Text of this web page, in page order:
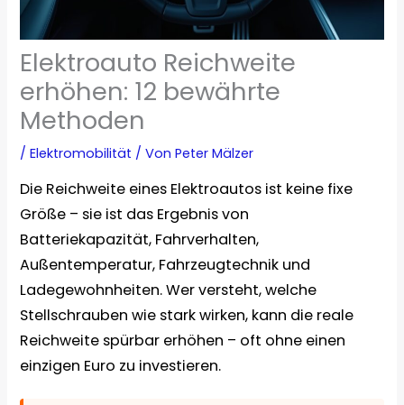
Elektroauto Reichweite
erhöhen: 12 bewährte
Methoden
/Elektromobilität / VonPeter Mälzer
Die Reichweite eines Elektroautos ist keine fixe
Größe – sie ist das Ergebnis von
Batteriekapazität, Fahrverhalten,
Außentemperatur, Fahrzeugtechnik und
Ladegewohnheiten. Wer versteht, welche
Stellschrauben wie stark wirken, kann die reale
Reichweite spürbar erhöhen – oft ohne einen
einzigen Euro zu investieren.